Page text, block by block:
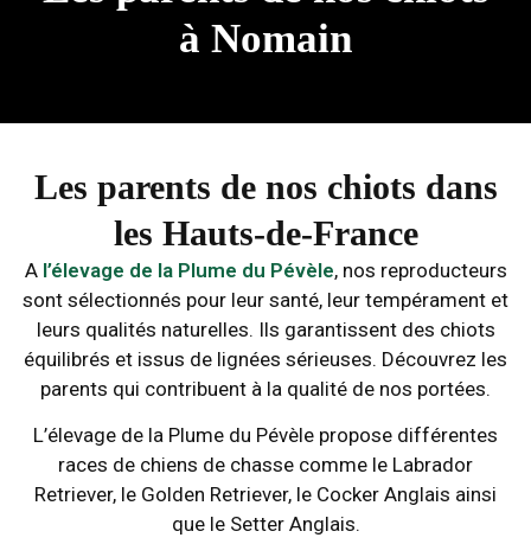
à Nomain
Les parents de nos chiots dans
les Hauts-de-France
A l’élevage de la Plume du Pévèle, nos reproducteurs
sont sélectionnés pour leur santé, leur tempérament et
leurs qualités naturelles. Ils garantissent des chiots
équilibrés et issus de lignées sérieuses. Découvrez les
parents qui contribuent à la qualité de nos portées.
L’élevage de la Plume du Pévèle propose différentes
races de chiens de chasse comme le Labrador
Retriever, le Golden Retriever, le Cocker Anglais ainsi
que le Setter Anglais.